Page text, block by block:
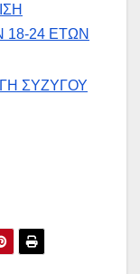
24 ΕΤΩΝ
ΣΥΖΥΓΟΥ